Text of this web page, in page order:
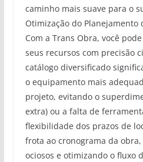
caminho mais suave para o
Otimização do Planejamento
Com a Trans Obra, você
seus recursos com precisão
catálogo diversificado
o equipamento mais
projeto, evitando o
extra) ou a falta de
flexibilidade dos prazos de
frota ao cronograma da
ociosos e otimizando o fluxo